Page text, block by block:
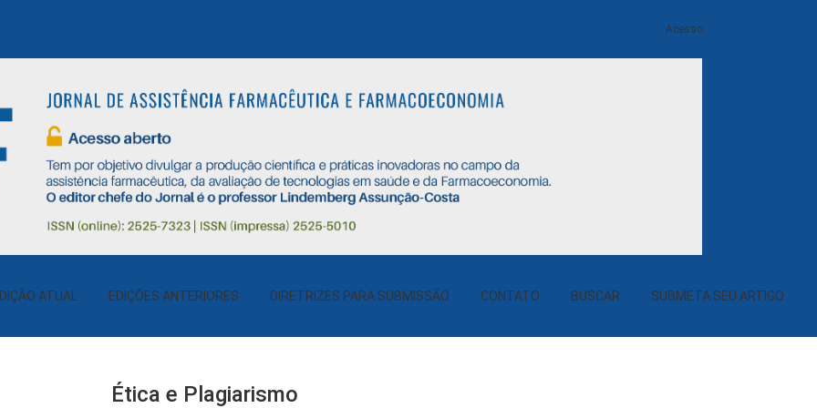
ATUAL EDIÇÕES ANTERIORES DIRETRIZES PARA SUBMISSÃO CONTATO BUSCAR SUBMETA SEU ARTIGO
Acesso
Ética e Plagiarismo